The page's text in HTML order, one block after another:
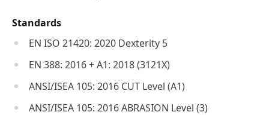
Standards
EN ISO 21420: 2020 Dexterity 5
EN 388: 2016 + A1: 2018 (3121X)
ANSI/ISEA 105: 2016 CUT Level (A1)
ANSI/ISEA 105: 2016 ABRASION Level (3)